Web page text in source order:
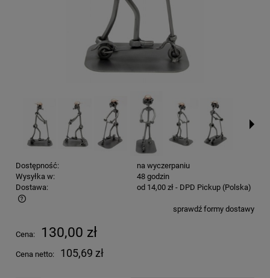
Dostępność:
na wyczerpaniu
Wysyłka w:
48 godzin
Dostawa:
od 14,00 zł - DPD Pickup (Polska)
Cena nie zawiera ewentualnych kosztów płatnościsprawdź formy dostawy
Cena: 130,00 zł
Cena netto: 105,69 zł